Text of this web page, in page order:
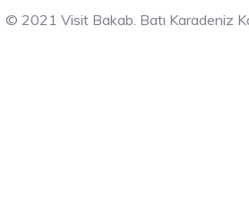
© 2021 Visit Bakab. Batı Karadeniz